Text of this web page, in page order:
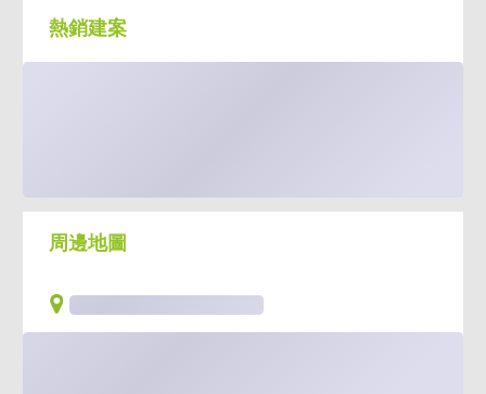
熱銷建案
周邊地圖